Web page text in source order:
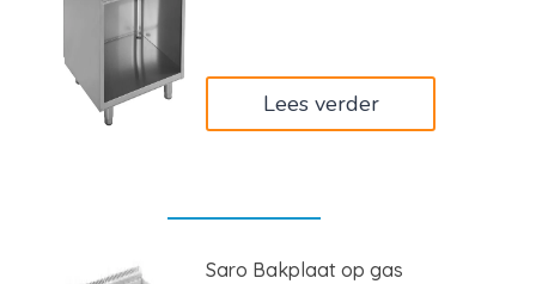
Lees verder
Saro Bakplaat op gas